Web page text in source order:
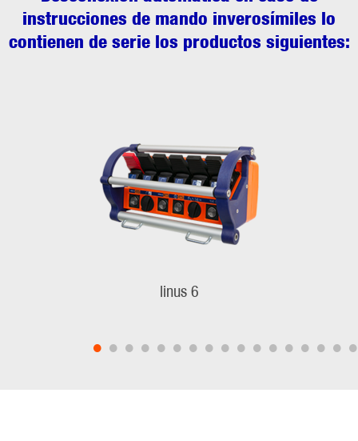
instrucciones de mando inverosímiles lo
contienen de serie los productos siguientes:
linus 6
• • • • • • • • • • • • • • • • •